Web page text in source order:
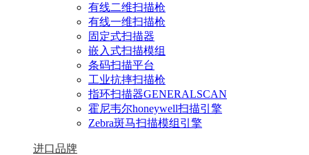
有线二维扫描枪
有线一维扫描枪
固定式扫描器
嵌入式扫描模组
条码扫描平台
工业抗摔扫描枪
指环扫描器GENERALSCAN
霍尼韦尔honeywell扫描引擎
Zebra斑马扫描模组引擎
进口品牌